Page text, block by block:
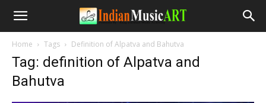
Home Tags Definition of Alpatva and Bahutva
Tag: definition of Alpatva and
Bahutva